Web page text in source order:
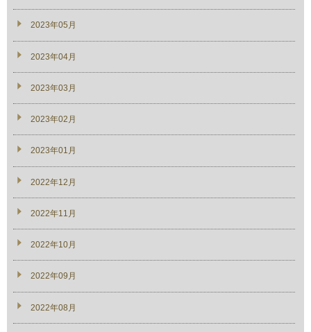
2023年05月
2023年04月
2023年03月
2023年02月
2023年01月
2022年12月
2022年11月
2022年10月
2022年09月
2022年08月